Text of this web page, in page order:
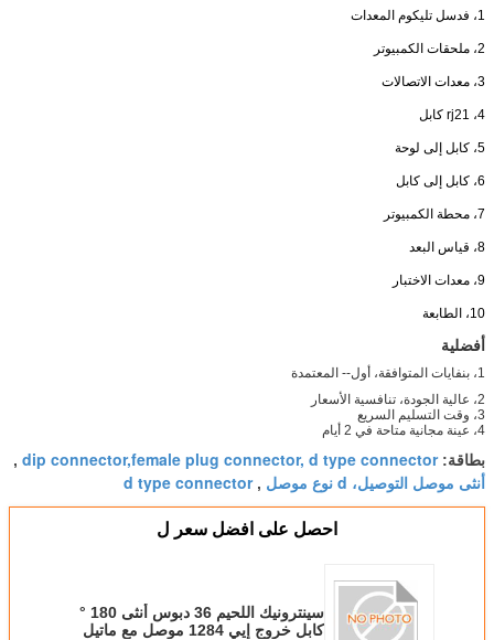
1، فدسل تليكوم المعدات
2، ملحقات الكمبيوتر
3، معدات الاتصالات
4، rj21 كابل
5، كابل إلى لوحة
6، كابل إلى كابل
7، محطة الكمبيوتر
8، قياس البعد
9، معدات الاختبار
10، الطابعة
أفضلية
1، بنفايات المتوافقة، أول-- المعتمدة
2، عالية الجودة، تنافسية الأسعار
3، وقت التسليم السريع
4، عينة مجانية متاحة في 2 أيام
بطاقة:dip connector,female plug connector, d type connector
,
أنثى موصل التوصيل، d نوع موصل ,
d type connector
احصل على افضل سعر ل
سينترونيك اللحيم 36 دبوس أنثى 180 °
كابل خروج إيي 1284 موصل مع ماتيل